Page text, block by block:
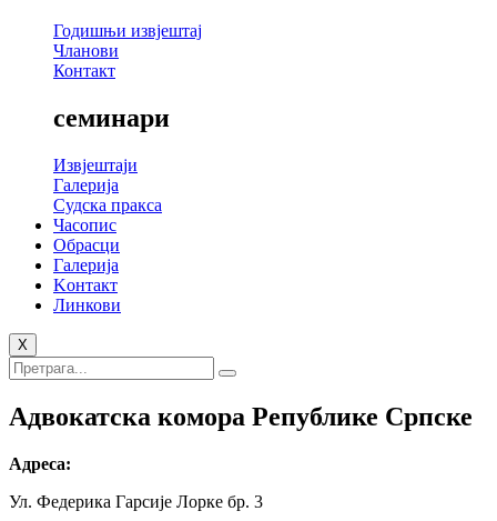
Годишњи извјештај
Чланови
Контакт
семинари
Извјештаји
Галерија
Судска пракса
Часопис
Обрасци
Галерија
Kонтакт
Линкови
X
Адвокатска комора Републике Српске
Адреса:
Ул. Федерика Гарсије Лорке бр. 3